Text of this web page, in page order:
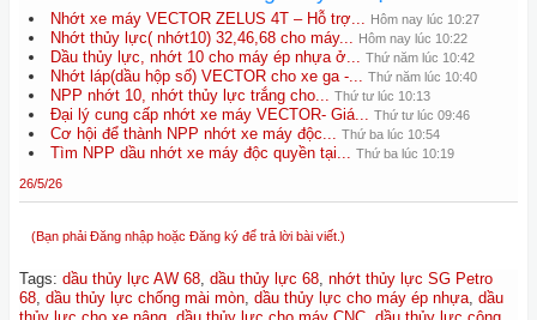
Nhớt xe máy VECTOR ZELUS 4T – Hỗ trợ... Hôm nay lúc 10:27
Nhớt thủy lực( nhớt10) 32,46,68 cho máy... Hôm nay lúc 10:22
Dầu thủy lực, nhớt 10 cho máy ép nhựa ở... Thứ năm lúc 10:42
Nhớt láp(dầu hộp số) VECTOR cho xe ga -... Thứ năm lúc 10:40
NPP nhớt 10, nhớt thủy lực trắng cho... Thứ tư lúc 10:13
Đại lý cung cấp nhớt xe máy VECTOR- Giá... Thứ tư lúc 09:46
Cơ hội để thành NPP nhớt xe máy độc... Thứ ba lúc 10:54
Tìm NPP dầu nhớt xe máy độc quyền tại... Thứ ba lúc 10:19
26/5/26
(Bạn phải Đăng nhập hoặc Đăng ký để trả lời bài viết.)
Tags: dầu thủy lực AW 68, dầu thủy lực 68, nhớt thủy lực SG Petro
68, dầu thủy lực chống mài mòn, dầu thủy lực cho máy ép nhựa, dầu